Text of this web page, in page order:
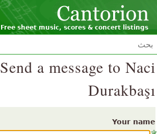
Free sheet music, scores & concert listings
Send a message to Naci
Durakbaşı
Your name